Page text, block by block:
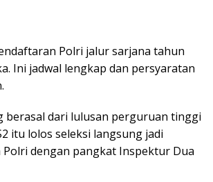
Polri jalur sarjana tahun
Ini jadwal lengkap dan persyaratan
berasal dari lulusan perguruan tinggi
itu lolos seleksi langsung jadi
dengan pangkat Inspektur Dua